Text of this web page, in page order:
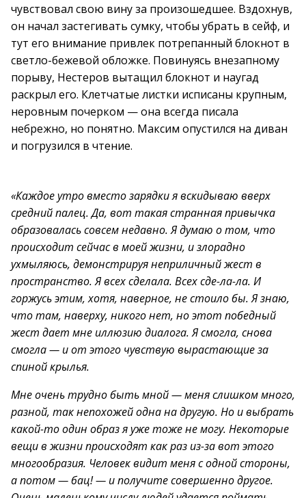
чувствовал свою вину за произошедшее. Вздохнув,
он начал застегивать сумку, чтобы убрать в сейф, и
тут его внимание привлек потрепанный блокнот в
светло-бежевой обложке. Повинуясь внезапному
порыву, Нестеров вытащил блокнот и наугад
раскрыл его. Клетчатые листки исписаны крупным,
неровным почерком — она всегда писала
небрежно, но понятно. Максим опустился на диван
и погрузился в чтение.
«Каждое утро вместо зарядки я вскидываю вверх
средний палец. Да, вот такая странная привычка
образовалась совсем недавно. Я думаю о том, что
происходит сейчас в моей жизни, и злорадно
ухмыляюсь, демонстрируя неприличный жест в
пространство. Я всех сделала. Всех сде-ла-ла. И
горжусь этим, хотя, наверное, не стоило бы. Я знаю,
что там, наверху, никого нет, но этот победный
жест дает мне иллюзию диалога. Я смогла, снова
смогла — и от этого чувствую вырастающие за
спиной крылья.
Мне очень трудно быть мной — меня слишком много,
разной, так непохожей одна на другую. Но и выбрать
какой-то один образ я уже тоже не могу. Некоторые
вещи в жизни происходят как раз из-за вот этого
многообразия. Человек видит меня с одной стороны,
а потом — бац! — и получите совершенно другое.